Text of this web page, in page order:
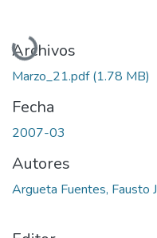
Cargando...
Archivos
Marzo_21.pdf(1.78 MB)
Fecha
2007-03
Autores
Argueta Fuentes, Fausto